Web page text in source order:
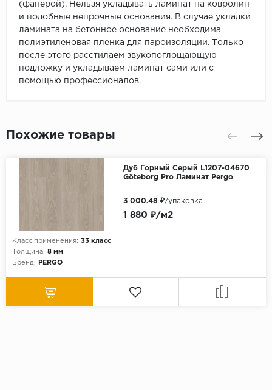
(фанерой). Нельзя укладывать ламинат на ковролин
и подобные непрочные основания. В случае укладки
ламината на бетонное основание необходима
полиэтиленовая пленка для пароизоляции. Только
после этого расстилаем звукопоглощающую
подложку и укладываем ламинат сами или с
помощью профессионалов.
Похожие товары
Дуб Горный Серый L1207-04670
Göteborg Pro Ламинат Pergo
Класс применения: 33 класс
Толщина: 8 мм
Бренд:
PERGO
1 880 ₽/м2
3 000.48 ₽/упаковка